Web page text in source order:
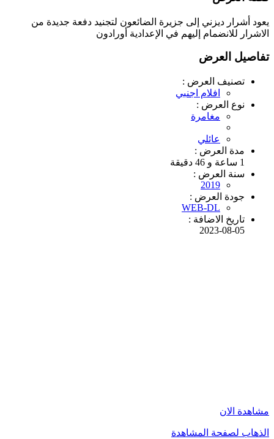
يعود أشرار ديزني إلى جزيرة الضائعون لتجنيد دفعة جديدة من
الاشرار للانضمام إليهم في الإعدادية أورادون
تفاصيل العرض
تصنيف العرض :
افلام اجنبي
نوع العرض :
مغامرة
عائلي
مدة العرض :
1 ساعة و 46 دقيقة
سنة العرض :
2019
جودة العرض :
WEB-DL
تاريخ الاضافة :
2023-08-05
مشاهدة الان
الذهاب لصفحة المشاهدة